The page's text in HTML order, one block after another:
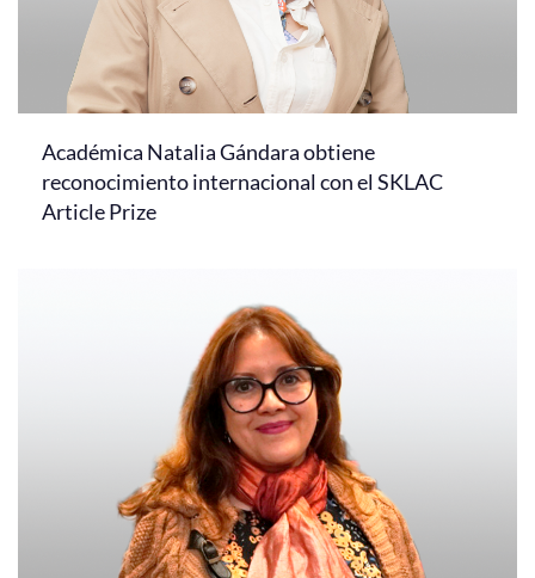
Académica Natalia Gándara obtiene
reconocimiento internacional con el SKLAC
Article Prize